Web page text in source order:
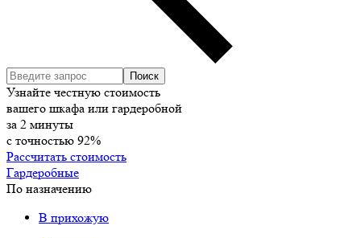
Узнайте честную стоимость
вашего шкафа или гардеробной
за 2 минуты
с точностью 92%
Рассчитать стоимость
Гардеробные
По назначению
В прихожую